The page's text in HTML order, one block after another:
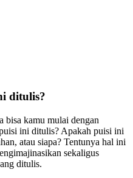
ditulis?
bisa kamu mulai dengan
ini ditulis? Apakah puisi ini
atau siapa? Tentunya hal ini
sekaligus
ditulis.